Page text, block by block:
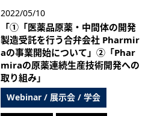
2022/05/10
「①「医薬品原薬・中間体の開発
製造受託を行う合弁会社 Pharmir
aの事業開始について」②「Phar
miraの原薬連続生産技術開発への
取り組み」
Webinar / 展示会 / 学会